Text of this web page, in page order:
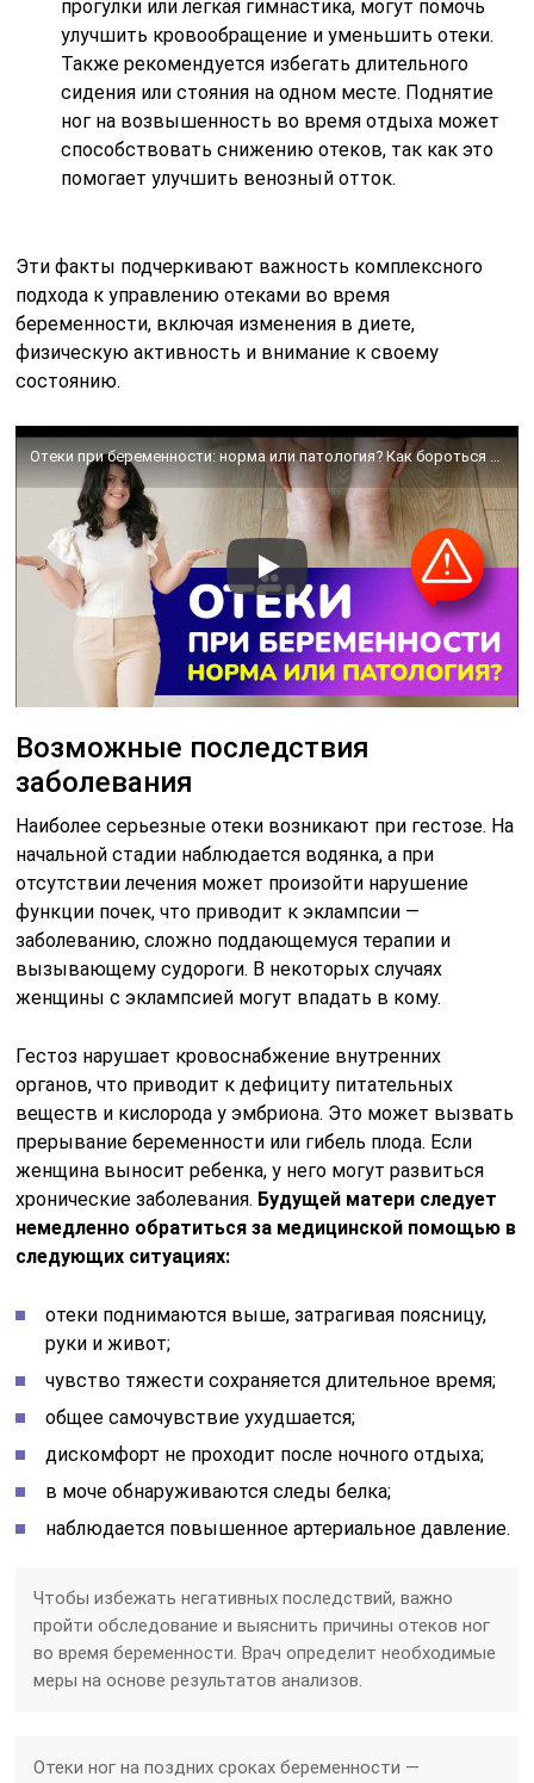
прогулки или легкая гимнастика, могут помочь
улучшить кровообращение и уменьшить отеки.
Также рекомендуется избегать длительного
сидения или стояния на одном месте. Поднятие
ног на возвышенность во время отдыха может
способствовать снижению отеков, так как это
помогает улучшить венозный отток.
Эти факты подчеркивают важность комплексного
подхода к управлению отеками во время
беременности, включая изменения в диете,
физическую активность и внимание к своему
состоянию.
Возможные последствия
заболевания
Наиболее серьезные отеки возникают при гестозе. На
начальной стадии наблюдается водянка, а при
отсутствии лечения может произойти нарушение
функции почек, что приводит к эклампсии —
заболеванию, сложно поддающемуся терапии и
вызывающему судороги. В некоторых случаях
женщины с эклампсией могут впадать в кому.
Гестоз нарушает кровоснабжение внутренних
органов, что приводит к дефициту питательных
веществ и кислорода у эмбриона. Это может вызвать
прерывание беременности или гибель плода. Если
женщина выносит ребенка, у него могут развиться
хронические заболевания. Будущей матери следует
немедленно обратиться за медицинской помощью в
следующих ситуациях:
отеки поднимаются выше, затрагивая поясницу,
руки и живот;
чувство тяжести сохраняется длительное время;
общее самочувствие ухудшается;
дискомфорт не проходит после ночного отдыха;
в моче обнаруживаются следы белка;
наблюдается повышенное артериальное давление.
Чтобы избежать негативных последствий, важно
пройти обследование и выяснить причины отеков ног
во время беременности. Врач определит необходимые
меры на основе результатов анализов.
Отеки ног на поздних сроках беременности —